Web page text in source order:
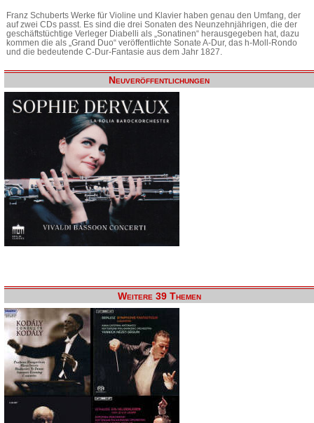
Franz Schuberts Werke für Violine und Klavier haben genau den Umfang, der
auf zwei CDs passt. Es sind die drei Sonaten des Neunzehnjährigen, die der
geschäftstüchtige Verleger Diabelli als „Sonatinen“ herausgegeben hat, dazu
kommen die als „Grand Duo“ veröffentlichte Sonate A-Dur, das h-Moll-Rondo
und die bedeutende C-Dur-Fantasie aus dem Jahr 1827.
Neuveröffentlichungen
Weitere 39 Themen